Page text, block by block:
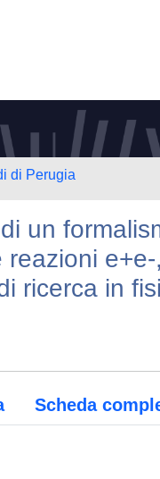
di Perugia
un
ricerca in
Scheda